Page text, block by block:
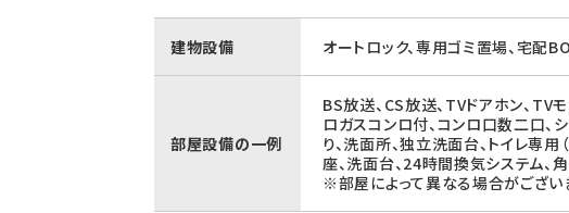
建物設備 オートロック、専用ゴミ置場、宅配
部屋設備の一例
BS放送、CS放送、TVドアホン、TV
ロガスコンロ付、コンロ口数二口、
り、洗面所、独立洗面台、トイレ専用
座、洗面台、24時間換気システム、
※部屋によって異なる場合がござい